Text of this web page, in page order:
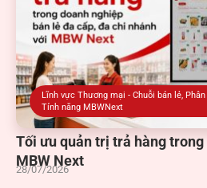
Lĩnh vực Thương mại - Chuỗi bán lẻ,
Tính năng MBWNext
Tối ưu quản trị trả hàng
MBW Next
28/07/2026